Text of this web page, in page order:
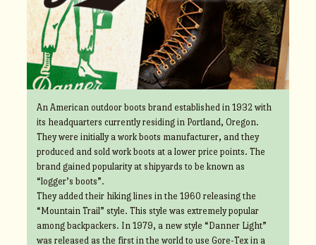
An American outdoor boots brand established in 1932 with
its headquarters currently residing in Portland, Oregon.
They were initially a work boots manufacturer, and they
produced and sold work boots at a lower price points. The
brand gained popularity at shipyards to be known as
“logger’s boots”.
They added their hiking lines in the 1960 releasing the
“Mountain Trail” style. This style was extremely popular
among backpackers. In 1979, a new style “Danner Light”
was released as the first in the world to use Gore-Tex in a